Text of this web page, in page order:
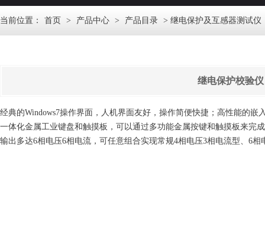
当前位置： 首页 > 产品中心 > 产品目录 > 继电保护及互感器测试仪
继电保护校验
经典的Windows7操作界面，人机界面友好，操作简便快捷；高性能的
一体化金属工业键盘和触摸板，可以通过多功能金属按键和触摸板来完
输出多达6相电压6相电流，可任意组合实现常规4相电压3相电流型、6